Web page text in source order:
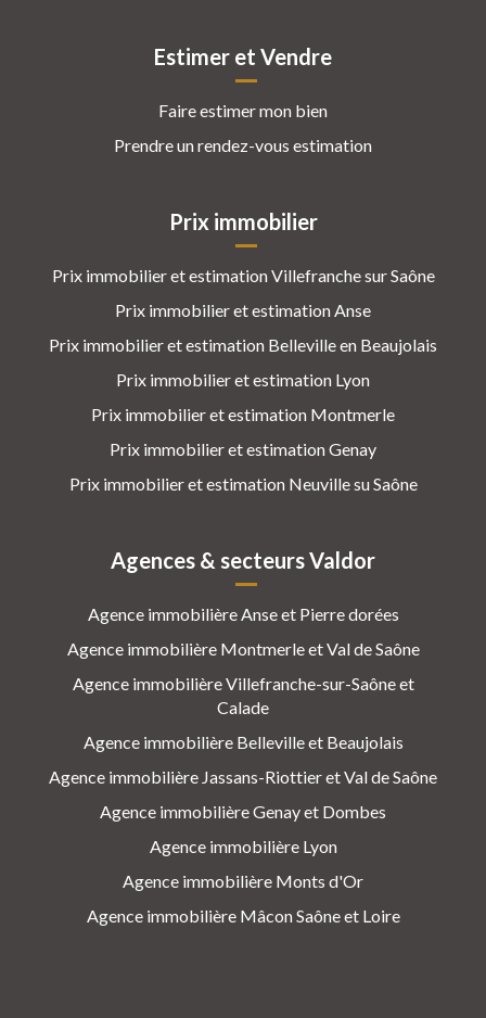
Estimer et Vendre
Faire estimer mon bien
Prendre un rendez-vous estimation
Prix immobilier
Prix immobilier et estimation Villefranche sur Saône
Prix immobilier et estimation Anse
Prix immobilier et estimation Belleville en Beaujolais
Prix immobilier et estimation Lyon
Prix immobilier et estimation Montmerle
Prix immobilier et estimation Genay
Prix immobilier et estimation Neuville su Saône
Agences & secteurs Valdor
Agence immobilière Anse et Pierre dorées
Agence immobilière Montmerle et Val de Saône
Agence immobilière Villefranche-sur-Saône et
Calade
Agence immobilière Belleville et Beaujolais
Agence immobilière Jassans-Riottier et Val de Saône
Agence immobilière Genay et Dombes
Agence immobilière Lyon
Agence immobilière Monts d'Or
Agence immobilière Mâcon Saône et Loire